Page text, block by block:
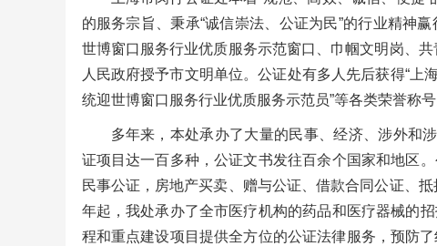
的服务宗旨、秉承“诚信崇法、公证为民”的行业精神
世博窗口服务行业优质服务示范窗口、巾帼文明岗、
人民政府授予市文明单位。公证处有多人先后获得“上
统迎世博窗口服务行业优质服务示范员”等各类荣誉称号
多年来，本处承办了大量的民事、经济、涉外和
证项目达一百多种，公证文书发往百余个国家和地区
民事公证，房地产买卖、赠与公证、借款合同公证、
年起，我处承办了全市医疗机构的药品和医疗器械的
程和重点建设项目提供全方位的公证法律服务，预防